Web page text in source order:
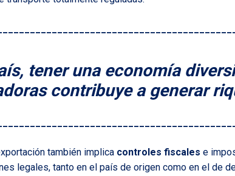
tener una economía
contribuye a generar
también implica controles fiscales e
legales, tanto en el país de origen como en el de